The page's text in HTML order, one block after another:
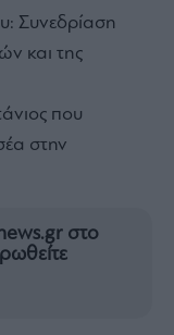
Συνεδρίαση
και της
που
στην
στο